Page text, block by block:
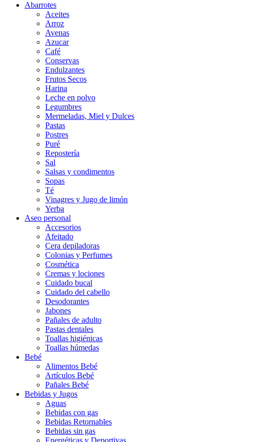
Abarrotes
Aceites
Arroz
Avenas
Azucar
Café
Conservas
Endulzantes
Frutos Secos
Harina
Leche en polvo
Legumbres
Mermeladas, Miel y Dulces
Pastas
Postres
Puré
Repostería
Sal
Salsas y condimentos
Sopas
Té
Vinagres y Jugo de limón
Yerba
Aseo personal
Accesorios
Afeitado
Cera depiladoras
Colonias y Perfumes
Cosmética
Cremas y lociones
Cuidado bucal
Cuidado del cabello
Desodorantes
Jabones
Pañales de adulto
Pastas dentales
Toallas higiénicas
Toallas húmedas
Bebé
Alimentos Bebé
Artículos Bebé
Pañales Bebé
Bebidas y Jugos
Aguas
Bebidas con gas
Bebidas Retornables
Bebidas sin gas
Energéticas y Deportivas